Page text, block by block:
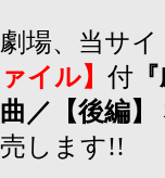
劇場、当サイ
ァイル】 付
曲／【後編】
売します!!